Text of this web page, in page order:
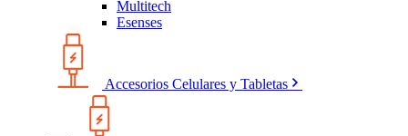
Multitech
Esenses
Accesorios Celulares y Tabletas